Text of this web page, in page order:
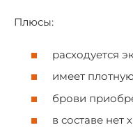
Плюсы:
расходуется
имеет
брови
в составе нет